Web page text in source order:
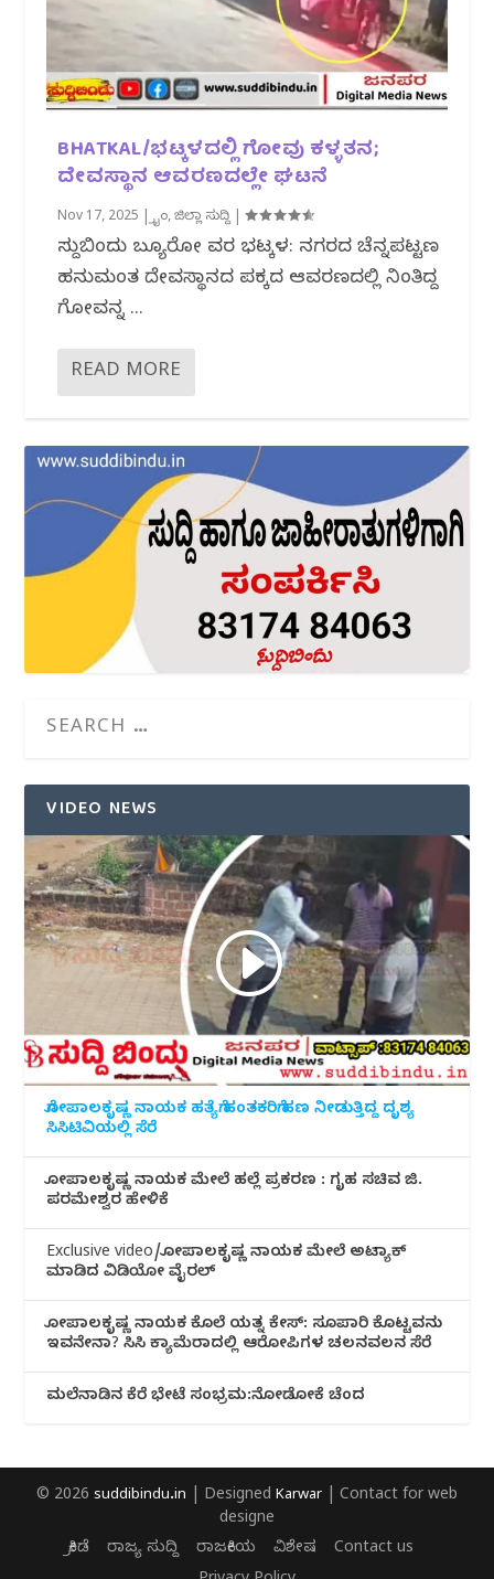
BHATKAL/ಭಟ್ಕಳದಲ್ಲಿ ಗೋವು ಕಳ್ಳತನ;
ದೇವಸ್ಥಾನ ಆವರಣದಲ್ಲೇ ಘಟನೆ
Nov 17, 2025 |ಕ್ರೈಂ,ಜಿಲ್ಲಾ ಸುದ್ದಿ |
ಸುದ್ದಿಬಿಂದು ಬ್ಯೂರೋ ವರದಿ ಭಟ್ಕಳ: ನಗರದ ಚೆನ್ನಪಟ್ಟಣ
ಹನುಮಂತ ದೇವಸ್ಥಾನದ ಪಕ್ಕದ ಆವರಣದಲ್ಲಿ ನಿಂತಿದ್ದ
ಗೋವನ್ನ ...
READ MORE
VIDEO NEWS
ಗೋಪಾಲಕೃಷ್ಣ ನಾಯಕ ಹತ್ಯೆಗೆ ಹಂತಕರಿಗೆ ಹಣ ನೀಡುತ್ತಿದ್ದ ದೃಶ್ಯ
ಸಿಸಿಟಿವಿಯಲ್ಲಿ ಸೆರೆ
ಗೋಪಾಲಕೃಷ್ಣ ನಾಯಕ ಮೇಲೆ ಹಲ್ಲೆ ಪ್ರಕರಣ : ಗೃಹ ಸಚಿವ ಜಿ.
ಪರಮೇಶ್ವರ ಹೇಳಿಕೆ
Exclusive video/ಗೋಪಾಲಕೃಷ್ಣ ನಾಯಕ ಮೇಲೆ ಅಟ್ಯಾಕ್
ಮಾಡಿದ ವಿಡಿಯೋ ವೈರಲ್
ಗೋಪಾಲಕೃಷ್ಣ ನಾಯಕ ಕೊಲೆ ಯತ್ನ ಕೇಸ್: ಸೂಪಾರಿ ಕೊಟ್ಟವನು
ಇವನೇನಾ? ಸಿಸಿ ಕ್ಯಾಮೆರಾದಲ್ಲಿ ಆರೋಪಿಗಳ ಚಲನವಲನ ಸೆರೆ
ಮಲೆನಾಡಿ‌ನ ಕೆರೆ ಭೇಟೆ ಸಂಭ್ರಮ:ನೋಡೋಕೆ ಚೆಂದ
© 2026 suddibindu.in | Designed Karwar | Contact for web
designe
ಕ್ರೀಡೆ
ರಾಜ್ಯ ಸುದ್ದಿ ರಾಜಕೀಯ ವಿಶೇಷ
Contact us